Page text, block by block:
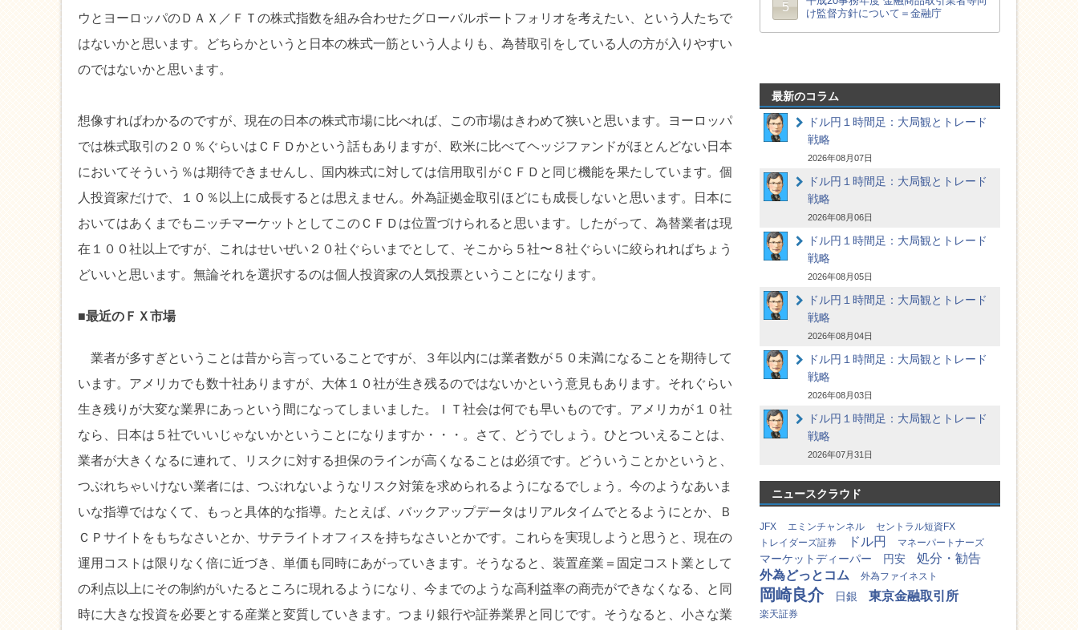
ウとヨーロッパのＤＡＸ／ＦＴの株式指数を組み合わせたグローバルポートフォリオを考えたい、という人たちで
はないかと思います。どちらかというと日本の株式一筋という人よりも、為替取引をしている人の方が入りやすい
のではないかと思います。
想像すればわかるのですが、現在の日本の株式市場に比べれば、この市場はきわめて狭いと思います。ヨーロッパ
では株式取引の２０％ぐらいはＣＦＤかという話もありますが、欧米に比べてヘッジファンドがほとんどない日本
においてそういう％は期待できませんし、国内株式に対しては信用取引がＣＦＤと同じ機能を果たしています。個
人投資家だけで、１０％以上に成長するとは思えません。外為証拠金取引ほどにも成長しないと思います。日本に
おいてはあくまでもニッチマーケットとしてこのＣＦＤは位置づけられると思います。したがって、為替業者は現
在１００社以上ですが、これはせいぜい２０社ぐらいまでとして、そこから５社〜８社ぐらいに絞られればちょう
どいいと思います。無論それを選択するのは個人投資家の人気投票ということになります。
■最近のＦＸ市場
業者が多すぎということは昔から言っていることですが、３年以内には業者数が５０未満になることを期待して
います。アメリカでも数十社ありますが、大体１０社が生き残るのではないかという意見もあります。それぐらい
生き残りが大変な業界にあっという間になってしまいました。ＩＴ社会は何でも早いものです。アメリカが１０社
なら、日本は５社でいいじゃないかということになりますか・・・。さて、どうでしょう。ひとついえることは、
業者が大きくなるに連れて、リスクに対する担保のラインが高くなることは必須です。どういうことかというと、
つぶれちゃいけない業者には、つぶれないようなリスク対策を求められるようになるでしょう。今のようなあいま
いな指導ではなくて、もっと具体的な指導。たとえば、バックアップデータはリアルタイムでとるようにとか、Ｂ
ＣＰサイトをもちなさいとか、サテライトオフィスを持ちなさいとかです。これらを実現しようと思うと、現在の
運用コストは限りなく倍に近づき、単価も同時にあがっていきます。そうなると、装置産業＝固定コスト業として
の利点以上にその制約がいたるところに現れるようになり、今までのような高利益率の商売ができなくなる、と同
時に大きな投資を必要とする産業と変質していきます。つまり銀行や証券業界と同じです。そうなると、小さな業
最新のコラム
ドル円１時間足：大局観とトレード
戦略
2026年08月07日
ドル円１時間足：大局観とトレード
戦略
2026年08月06日
ドル円１時間足：大局観とトレード
戦略
2026年08月05日
ドル円１時間足：大局観とトレード
戦略
2026年08月04日
ドル円１時間足：大局観とトレード
戦略
2026年08月03日
ドル円１時間足：大局観とトレード
戦略
2026年07月31日
ニュースクラウド
JFX エミンチャンネル
セントラル短資FX
トレイダーズ証券
ドル円 マネーパートナーズ
マーケットディーパー 円安
処分・勧告
外為どっとコム
外為ファイネスト
岡崎良介 日銀 東京金融取引所
楽天証券